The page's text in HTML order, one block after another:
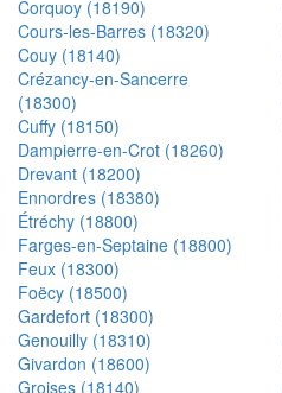
Corquoy (18190)
Cours-les-Barres (18320)
Couy (18140)
Crézancy-en-Sancerre
(18300)
Cuffy (18150)
Dampierre-en-Crot (18260)
Drevant (18200)
Ennordres (18380)
Étréchy (18800)
Farges-en-Septaine (18800)
Feux (18300)
Foëcy (18500)
Gardefort (18300)
Genouilly (18310)
Givardon (18600)
Groises (18140)